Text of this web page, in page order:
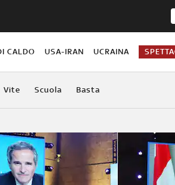
CALDO USA-IRAN UCRAINA
Vite Scuola Basta